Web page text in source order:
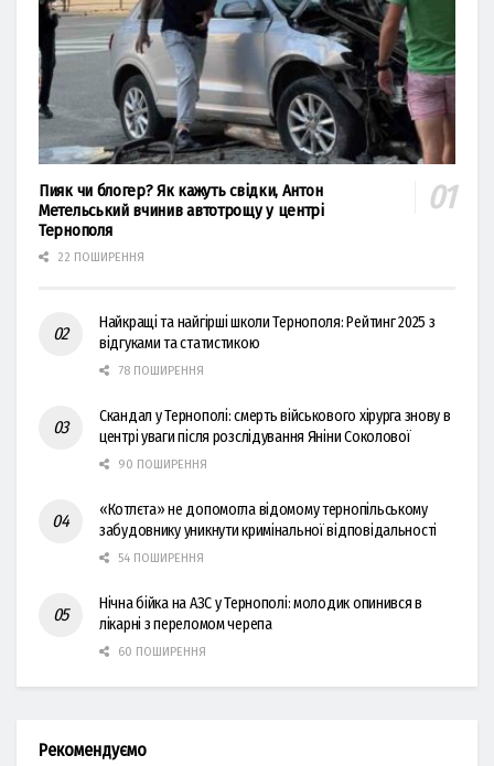
Пияк чи блогер? Як кажуть свідки, Антон
Метельський вчинив автотрощу у центрі
Тернополя
22 ПОШИРЕННЯ
Найкращі та найгірші школи Тернополя: Рейтинг 2025 з
відгуками та статистикою
78 ПОШИРЕННЯ
Скандал у Тернополі: смерть військового хірурга знову в
центрі уваги після розслідування Яніни Соколової
90 ПОШИРЕННЯ
«Котлєта» не допомогла відомому тернопільському
забудовнику уникнути кримінальної відповідальності
54 ПОШИРЕННЯ
Нічна бійка на АЗС у Тернополі: молодик опинився в
лікарні з переломом черепа
60 ПОШИРЕННЯ
Рекомендуємо